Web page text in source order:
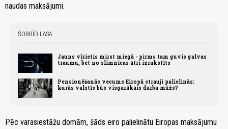
naudas maksājumi.
ŠOBRĪD LASA
Jauns vīrietis mirst miegā - pirms tam guvis galvas
traumu, bet no slimnīcas ātri izrakstīts
Pensionēšanās vecums Eiropā strauji palielinās:
kurās valstīs būs visgarākais darba mūžs?
Pēc varasiestāžu domām, šāds eiro palielinātu Eiropas maksājumu